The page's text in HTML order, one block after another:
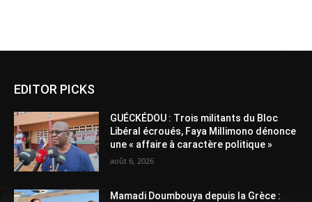
EDITOR PICKS
GUÉCKÉDOU : Trois militants du Bloc
Libéral écroués, Faya Millimono dénonce
une « affaire à caractère politique »
août 6, 2026
Mamadi Doumbouya depuis la Grèce :